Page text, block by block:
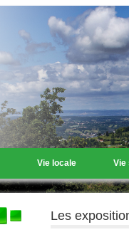
Vie locale Vie
Les